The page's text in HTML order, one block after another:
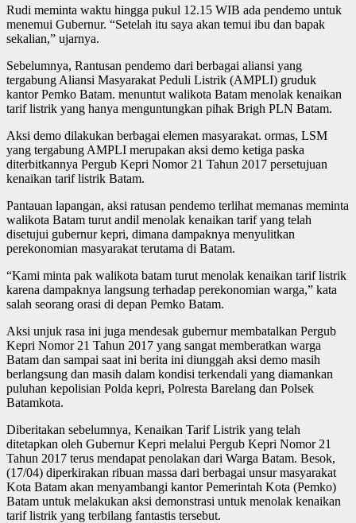
Rudi meminta waktu hingga pukul 12.15 WIB ada pendemo untuk
menemui Gubernur. “Setelah itu saya akan temui ibu dan bapak
sekalian,” ujarnya.
Sebelumnya, Rantusan pendemo dari berbagai aliansi yang
tergabung Aliansi Masyarakat Peduli Listrik (AMPLI) gruduk
kantor Pemko Batam. menuntut walikota Batam menolak kenaikan
tarif listrik yang hanya menguntungkan pihak Brigh PLN Batam.
Aksi demo dilakukan berbagai elemen masyarakat. ormas, LSM
yang tergabung AMPLI merupakan aksi demo ketiga paska
diterbitkannya Pergub Kepri Nomor 21 Tahun 2017 persetujuan
kenaikan tarif listrik Batam.
Pantauan lapangan, aksi ratusan pendemo terlihat memanas meminta
walikota Batam turut andil menolak kenaikan tarif yang telah
disetujui gubernur kepri, dimana dampaknya menyulitkan
perekonomian masyarakat terutama di Batam.
“Kami minta pak walikota batam turut menolak kenaikan tarif listrik
karena dampaknya langsung terhadap perekonomian warga,” kata
salah seorang orasi di depan Pemko Batam.
Aksi unjuk rasa ini juga mendesak gubernur membatalkan Pergub
Kepri Nomor 21 Tahun 2017 yang sangat memberatkan warga
Batam dan sampai saat ini berita ini diunggah aksi demo masih
berlangsung dan masih dalam kondisi terkendali yang diamankan
puluhan kepolisian Polda kepri, Polresta Barelang dan Polsek
Batamkota.
Diberitakan sebelumnya, Kenaikan Tarif Listrik yang telah
ditetapkan oleh Gubernur Kepri melalui Pergub Kepri Nomor 21
Tahun 2017 terus mendapat penolakan dari Warga Batam. Besok,
(17/04) diperkirakan ribuan massa dari berbagai unsur masyarakat
Kota Batam akan menyambangi kantor Pemerintah Kota (Pemko)
Batam untuk melakukan aksi demonstrasi untuk menolak kenaikan
tarif listrik yang terbilang fantastis tersebut.